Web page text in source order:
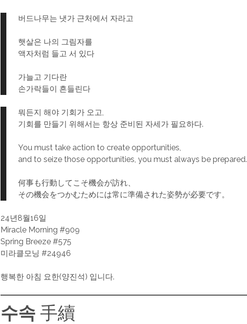
버드나무는 냇가 근처에서 자라고
햇살은 나의 그림자를
액자처럼 들고 서 있다
가늘고 기다란
손가락들이 흔들린다
뭐든지 해야 기회가 오고,
기회를 만들기 위해서는 항상 준비된 자세가 필요하다.
You must take action to create opportunities,
and to seize those opportunities, you must always be prepared.
何事も行動してこそ機会が訪れ、
その機会をつかむためには常に準備された姿勢が必要です。
24년8월16일
Miracle Morning #909
Spring Breeze #575
미라클모닝 #24946
행복한 아침 요한(양진석) 입니다.
수속 手續